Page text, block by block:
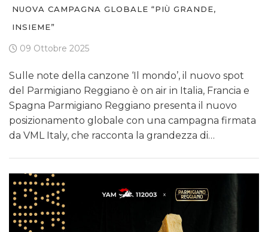
NUOVA CAMPAGNA GLOBALE “PIÙ GRANDE,
INSIEME”
09 Ottobre 2025
Sulle note della canzone ‘Il mondo’, il nuovo spot
del Parmigiano Reggiano è on air in Italia, Francia e
Spagna Parmigiano Reggiano presenta il nuovo
posizionamento globale con una campagna firmata
da VML Italy, che racconta la grandezza di…